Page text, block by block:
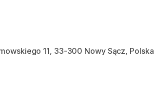
11, 33-300 Nowy Sącz, Polska